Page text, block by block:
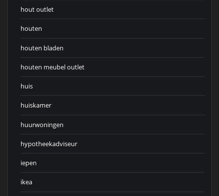
hout outlet
houten
houten bladen
houten meubel outlet
huis
huiskamer
huurwoningen
hypotheekadviseur
iepen
ikea